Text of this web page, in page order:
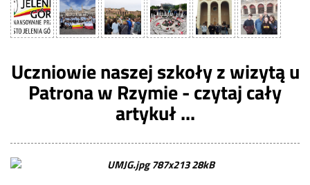
Uczniowie naszej szkoły z wizytą u
Patrona w Rzymie - czytaj cały
artykuł ...